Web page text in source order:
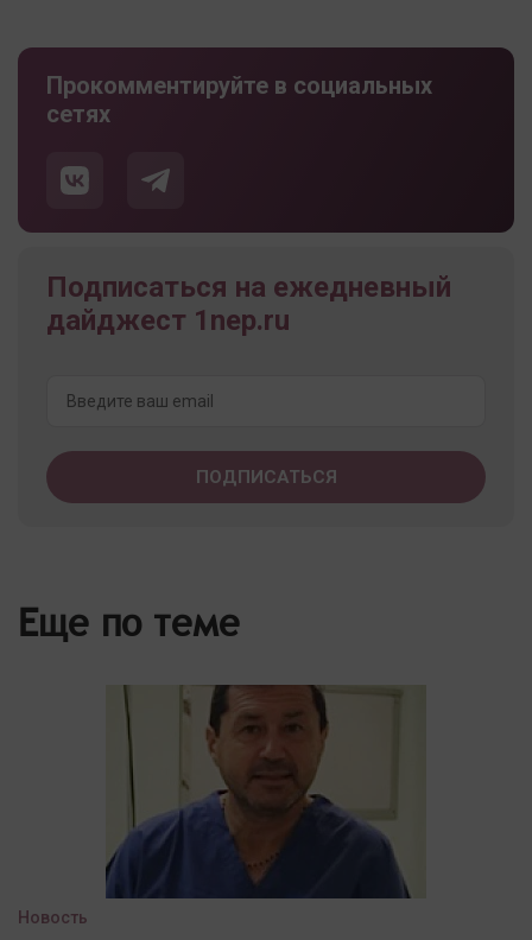
Прокомментируйте в социальных
сетях
Подписаться на ежедневный
дайджест 1nep.ru
Еще по теме
Новость